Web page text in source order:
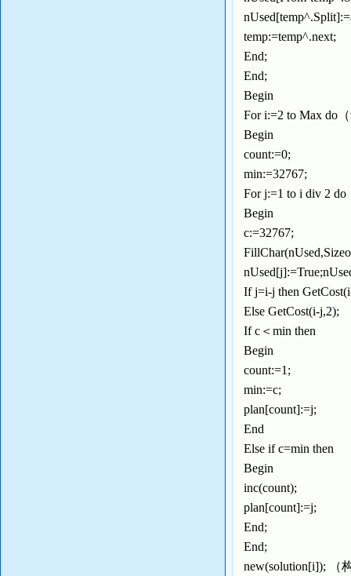
temp:=temp^.next;
End;
End;
Begin
For i:=2 to Max do
Begin
count:=0;
min:=32767;
For j:=1 to i div 2
Begin
c:=32767;
If j=i-j then
Else GetCost(i-j,2);
If c＜min then
Begin
count:=1;
min:=c;
plan[count]:=j;
End
Else if c=min then
Begin
inc(count);
plan[count]:=j;
End;
End;
new(solution[i]);